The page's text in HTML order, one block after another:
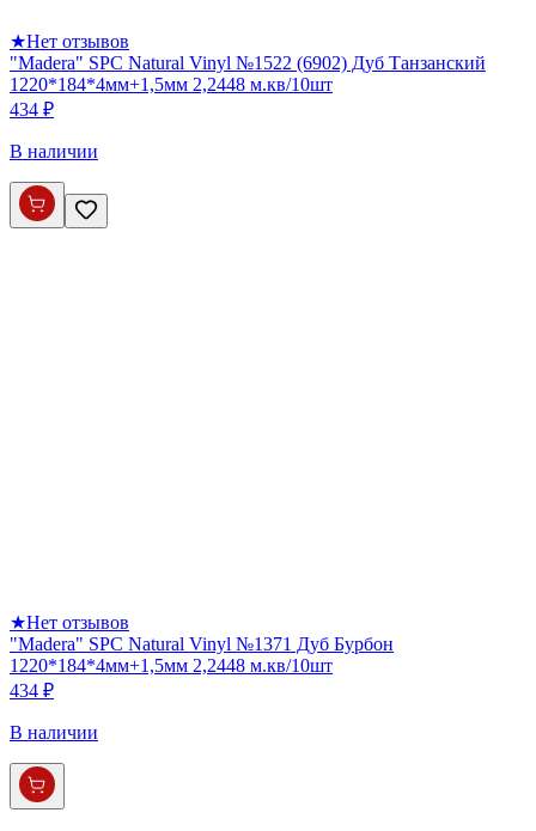
★Нет отзывов
"Madera" SPC Natural Vinyl №1522 (6902) Дуб Танзанский
1220*184*4мм+1,5мм 2,2448 м.кв/10шт
434 ₽
В наличии
★Нет отзывов
"Madera" SPC Natural Vinyl №1371 Дуб Бурбон
1220*184*4мм+1,5мм 2,2448 м.кв/10шт
434 ₽
В наличии